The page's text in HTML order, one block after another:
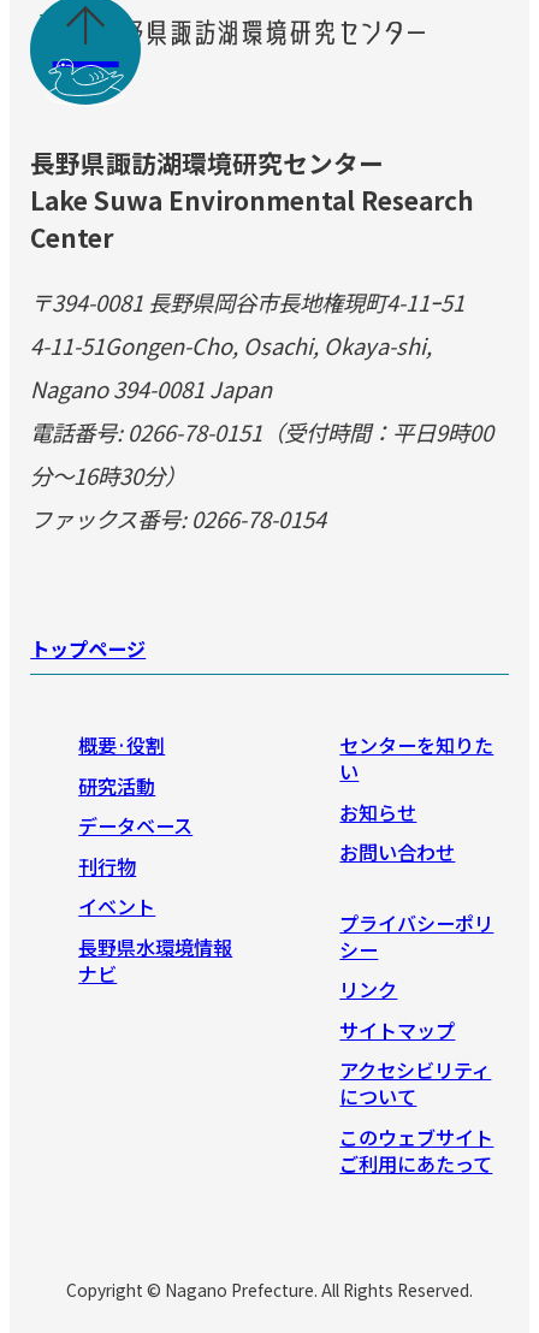

長野県諏訪湖環境研究センター
Lake Suwa Environmental Research
Center
〒394-0081 長野県岡谷市長地権現町4-11ｰ51
4-11-51Gongen-Cho, Osachi, Okaya-shi,
Nagano 394-0081 Japan
電話番号: 0266-78-0151（受付時間：平日9時00
分～16時30分）
ファックス番号: 0266-78-0154
トップページ
概要·役割
研究活動
データベース
刊行物
イベント
長野県水環境情報
ナビ
センターを知りた
い
お知らせ
お問い合わせ
プライバシーポリ
シー
リンク
サイトマップ
アクセシビリティ
について
このウェブサイト
ご利用にあたって
Copyright © Nagano Prefecture. All Rights Reserved.